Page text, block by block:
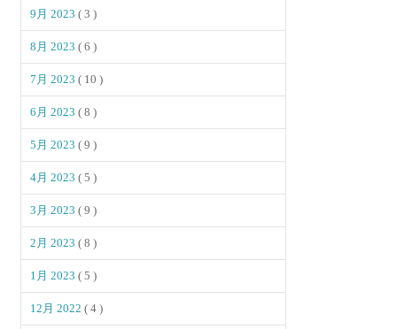
9月 2023( 3 )
8月 2023( 6 )
7月 2023( 10 )
6月 2023( 8 )
5月 2023( 9 )
4月 2023( 5 )
3月 2023( 9 )
2月 2023( 8 )
1月 2023( 5 )
12月 2022( 4 )